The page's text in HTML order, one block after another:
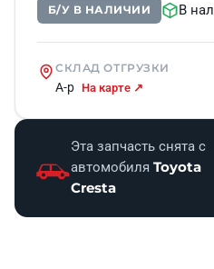
Б/У В НАЛИЧИИ В
СКЛАД ОТГРУЗКИ
А-р На карте ↗
Эта запчасть снята с
автомобиля Toyota
Cresta